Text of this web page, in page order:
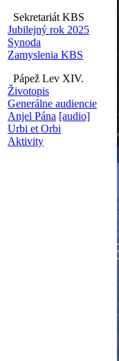
Sekretariát KBS
Jubilejný rok 2025
Synoda
Zamyslenia KBS
Pápež Lev XIV.
Životopis
Generálne audiencie
Anjel Pána [audio]
Urbi et Orbi
Aktivity